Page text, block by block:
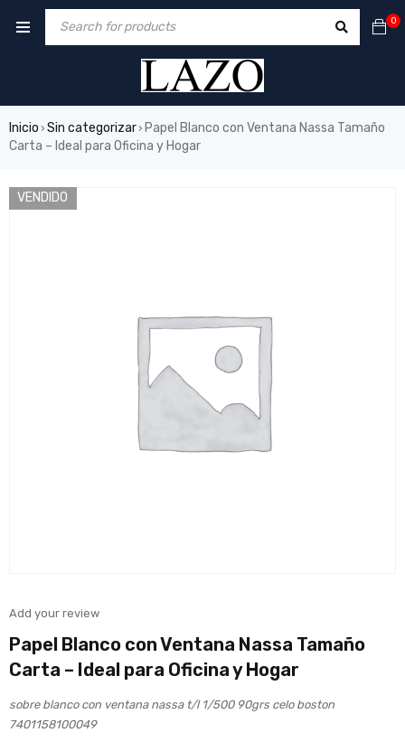
0
Inicio › Sin categorizar› Papel Blanco con Ventana Nassa Tamaño
Carta – Ideal para Oficina y Hogar
VENDIDO
Add your review
Papel Blanco con Ventana Nassa Tamaño
Carta – Ideal para Oficina y Hogar
sobre blanco con ventana nassa t/l 1/500 90grs celo boston
7401158100049